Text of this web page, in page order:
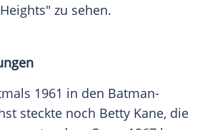
zu sehen.
1961 in den Batman-
steckte noch Betty Kane, die